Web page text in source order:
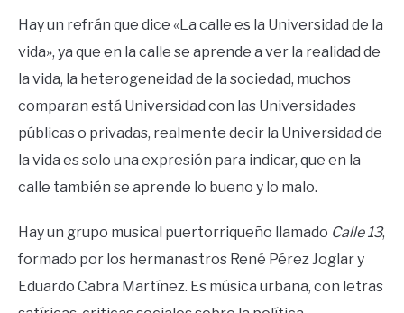
Hay un refrán que dice «La calle es la Universidad de la
vida», ya que en la calle se aprende a ver la realidad de
la vida, la heterogeneidad de la sociedad, muchos
comparan está Universidad con las Universidades
públicas o privadas, realmente decir la Universidad de
la vida es solo una expresión para indicar, que en la
calle también se aprende lo bueno y lo malo.
Hay un grupo musical puertorriqueño llamado Calle 13,
formado por los hermanastros René Pérez Joglar y
Eduardo Cabra Martínez. Es música urbana, con letras